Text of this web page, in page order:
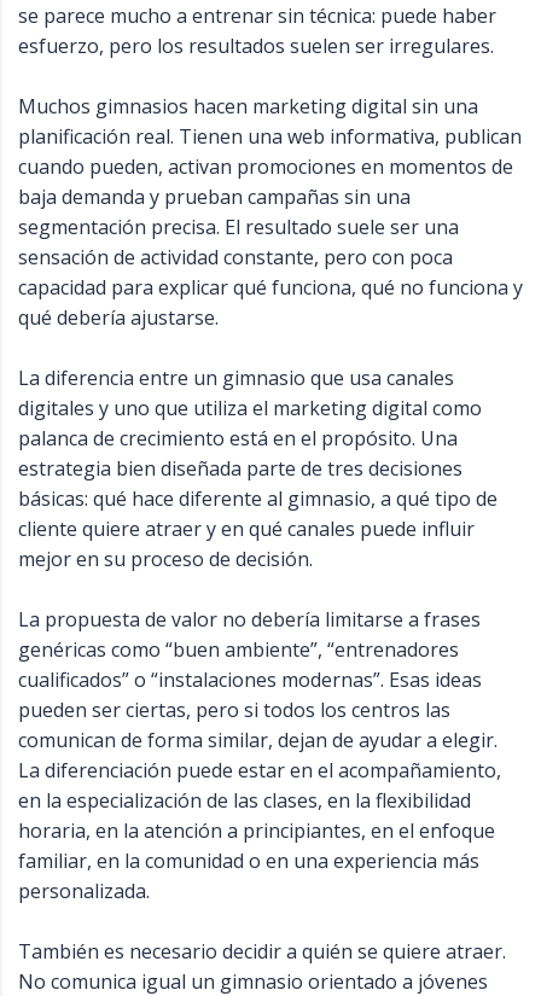
se parece mucho a entrenar sin técnica: puede haber
esfuerzo, pero los resultados suelen ser irregulares.
Muchos gimnasios hacen marketing digital sin una
planificación real. Tienen una web informativa, publican
cuando pueden, activan promociones en momentos de
baja demanda y prueban campañas sin una
segmentación precisa. El resultado suele ser una
sensación de actividad constante, pero con poca
capacidad para explicar qué funciona, qué no funciona y
qué debería ajustarse.
La diferencia entre un gimnasio que usa canales
digitales y uno que utiliza el marketing digital como
palanca de crecimiento está en el propósito. Una
estrategia bien diseñada parte de tres decisiones
básicas: qué hace diferente al gimnasio, a qué tipo de
cliente quiere atraer y en qué canales puede influir
mejor en su proceso de decisión.
La propuesta de valor no debería limitarse a frases
genéricas como “buen ambiente”, “entrenadores
cualificados” o “instalaciones modernas”. Esas ideas
pueden ser ciertas, pero si todos los centros las
comunican de forma similar, dejan de ayudar a elegir.
La diferenciación puede estar en el acompañamiento,
en la especialización de las clases, en la flexibilidad
horaria, en la atención a principiantes, en el enfoque
familiar, en la comunidad o en una experiencia más
personalizada.
También es necesario decidir a quién se quiere atraer.
No comunica igual un gimnasio orientado a jóvenes